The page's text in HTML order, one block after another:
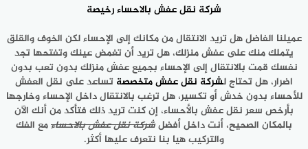
شركة نقل عفش بالاحساء رخيصة
عميلنا الفاضل هل تريد الانتقال من مكانك إلى الإحساء لكن الخوف والقلق
يتملك منك على عفش منزلك، هل تريد أن تغمض عينك وتفتحها تجد
نفسك قمت بالانتقال إلى الإحساء بجميع عفش منزلك بدون تعب بدون
اضرار، هل تحتاج لشركة نقل عفش متخصصة تساعد على نقل العفش
للأحساء بدون خدش أو تكسير، هل ترغب بالانتقال داخل الإحساء وخارجها
بأرخص سعر نقل عفش بالأحساء، إن كنت تريد ذلك فتأكد من أنك الآن
بالمكان الصحيح، أنت داخل أفضلشركة نقل عفش بالاحساءمع الفك
والتركيب هيا بنا نتعرف عليها أكثر.